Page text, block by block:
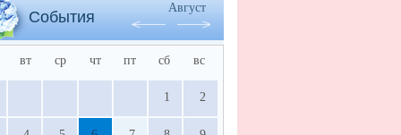
События
Август
вт ср чт пт сб вс
1 2